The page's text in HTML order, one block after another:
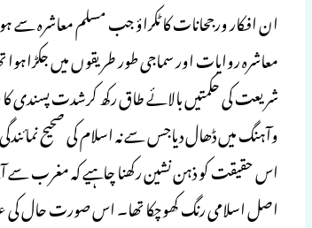
ان افکار ورجحانات کا ٹکراؤ جب مسلم معاشرہ سے
معاشرہ روایات اور سماجی طور طریقوں میں
شریعت کی حکمتیں بالائے طاق رکھ کرشدت پسندی
وآہنگ میں ڈھال دیاجس سے نہ اسلام کی صحیح
اس حقیقت کو ذہن نشین رکھنا چاہیے کہ مغرب سے
اصل اسلامی رنگ کھوچکا تھا۔ اس صورت حال کی